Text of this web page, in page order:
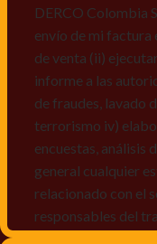
DERCO Colombia
envío de mi
de venta (ii)
informe a las
de fraudes, lavado
terrorismo iv)
encuestas, análisis
general cualquier
relacionado con el
responsables del